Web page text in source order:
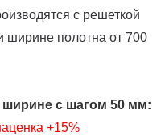
с решеткой
ширине полотна от 700
ширине с шагом 50 мм:
+15%